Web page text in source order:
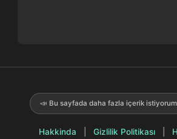
📣 Bu sayfada daha fazla içerik istiyorum
Hakkinda Gizlilik Politikası